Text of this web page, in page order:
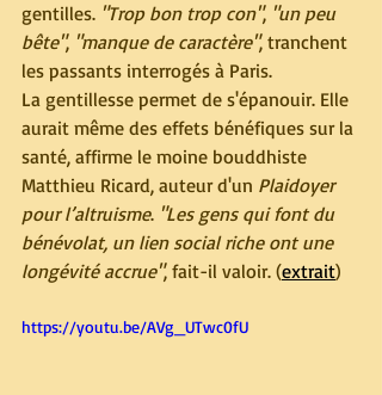
gentilles. "Trop bon trop con", "un peu
bête", "manque de caractère", tranchent
les passants interrogés à Paris.
La gentillesse permet de s'épanouir. Elle
aurait même des effets bénéfiques sur la
santé, affirme le moine bouddhiste
Matthieu Ricard, auteur d'un Plaidoyer
pour l’altruisme. "Les gens qui font du
bénévolat, un lien social riche ont une
longévité accrue", fait-il valoir. (extrait)
https://youtu.be/AVg_UTwc0fU